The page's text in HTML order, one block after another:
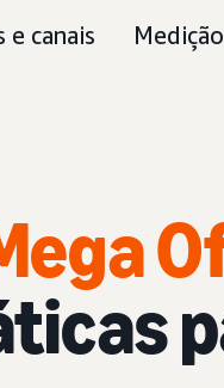
e canais Medição